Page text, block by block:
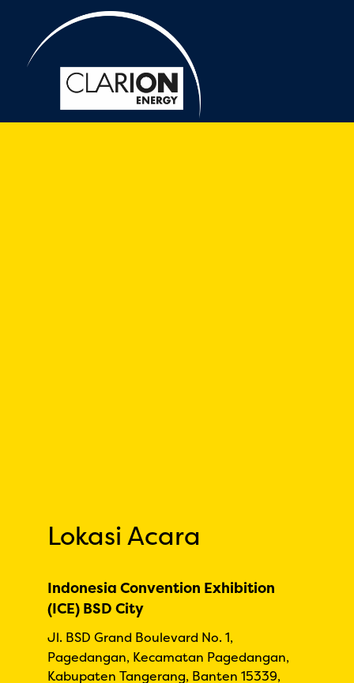
Lokasi Acara
Indonesia Convention Exhibition
(ICE) BSD City
Jl. BSD Grand Boulevard No. 1,
Pagedangan, Kecamatan Pagedangan,
Kabupaten Tangerang, Banten 15339,